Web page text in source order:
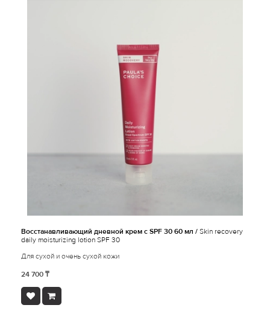
Восстанавливающий дневной крем с SPF 30 60 мл / Skin recovery
daily moisturizing lotion SPF 30
Для сухой и очень сухой кожи
24 700 ₸